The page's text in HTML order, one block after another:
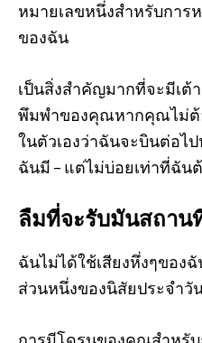
หมายเลขหนึ่งสำหรับการ
ของฉัน
เป็นสิ่งสำคัญมากที่จะมีเต้
พึมพำของคุณหากคุณไม่ต้
ในตัวเองว่าฉันจะบินต่อไป
ฉันมี – แต่ไม่บ่อยเท่าที่ฉัน
ลืมที่จะรับมันสถาน
ฉันไม่ได้ใช้เสียงหึ่งๆของ
ส่วนหนึ่งของนิสัยประจำ